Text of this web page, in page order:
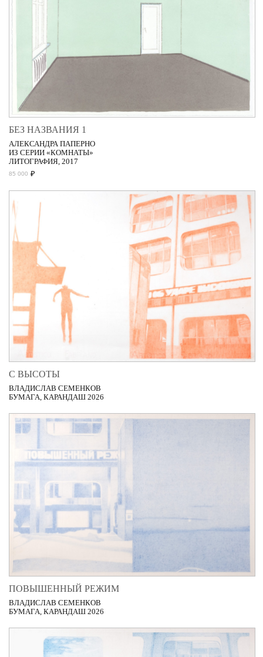
БЕЗ НАЗВАНИЯ 1
АЛЕКСАНДРА ПАПЕРНО
ИЗ СЕРИИ «КОМНАТЫ»
ЛИТОГРАФИЯ, 2017
85 000 ₽
С ВЫСОТЫ
ВЛАДИСЛАВ СЕМЕНКОВ
БУМАГА, КАРАНДАШ 2026
ПОВЫШЕННЫЙ РЕЖИМ
ВЛАДИСЛАВ СЕМЕНКОВ
БУМАГА, КАРАНДАШ 2026